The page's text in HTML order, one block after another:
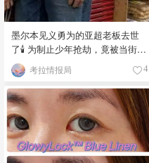
墨尔本见义勇为的亚超老板去世
了🕯️ 为制止少年抢劫，竟被当街围
殴致死！考拉情报局 4